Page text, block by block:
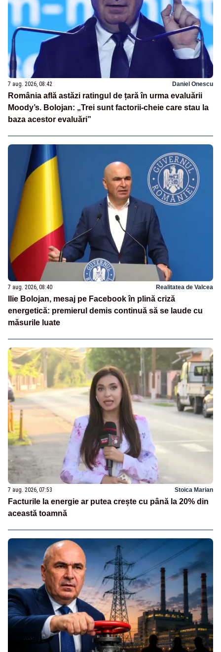
7 aug. 2026, 08:42 Daniel Onescu
România află astăzi ratingul de țară în urma evaluării
Moody’s. Bolojan: „Trei sunt factorii-cheie care stau la
baza acestor evaluări”
7 aug. 2026, 08:40 Realitatea de Valcea
Ilie Bolojan, mesaj pe Facebook în plină criză
energetică: premierul demis continuă să se laude cu
măsurile luate
7 aug. 2026, 07:53 Stoica Marian
Facturile la energie ar putea crește cu până la 20% din
această toamnă